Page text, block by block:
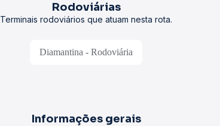
Rodoviárias
Terminais rodoviários que atuam nesta rota.
Diamantina - Rodoviária
Informações gerais